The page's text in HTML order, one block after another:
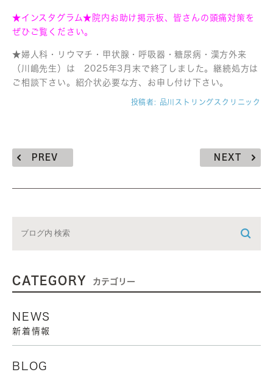
★インスタグラム★院内お助け掲示板、皆さんの頭痛対策を
ぜひご覧ください。
★婦人科・リウマチ・甲状腺・呼吸器・糖尿病・漢方外来
（川嶋先生）は 2025年3月末で終了しました。継続処方は
ご相談下さい。紹介状必要な方、お申し付け下さい。
投稿者: 品川ストリングスクリニック
PREV NEXT
CATEGORY カテゴリー
NEWS
新着情報
BLOG